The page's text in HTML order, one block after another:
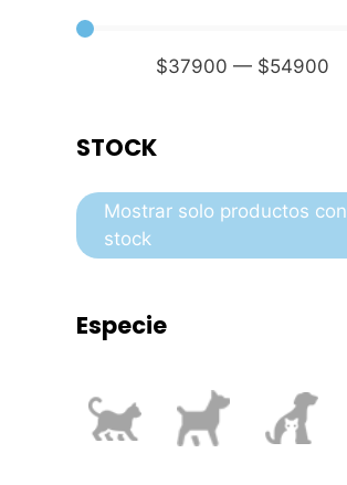
$37900 — $54900
STOCK
Mostrar solo productos con
stock
Especie